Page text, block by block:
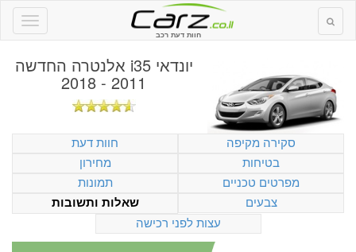
חוות דעת רכב
יונדאי i35 אלנטרה החדשה
2011 - 2018
סקירה מקיפה
חוות דעת
בטיחות
מחירון
מפרטים טכניים
תמונות
צבעים
שאלות ותשובות
עצות לפני רכישה